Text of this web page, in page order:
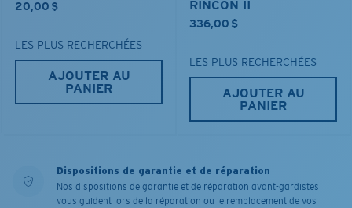
20,00 $
LES PLUS RECHERCHÉES
AJOUTER AU
PANIER
RINCON II
336,00 $
LES PLUS RECHERCHÉES
AJOUTER AU
PANIER
Dispositions de garantie et de réparation
Nos dispositions de garantie et de réparation avant-gardistes
vous guident lors de la réparation ou le remplacement de vos